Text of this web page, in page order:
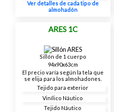
Ver detalles de cada tipo de
almohadón
ARES 1C
Sillón de 1 cuerpo
94x90x63cm
El precio varía según la tela que
se elija para los almohadones.
Tejido para exterior
Vinílico Náutico
Tejido Náutico